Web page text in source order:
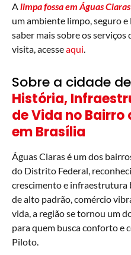
Alimpa fossa em Águas Claras
um ambiente limpo, seguro
saber mais sobre os
visita, acesseaqui.
Sobre a cidade de
História,
de Vida no Bairro
em Brasília
Águas Claras é um dos
do Distrito Federal,
crescimento e infraestrutura
de alto padrão, comércio
vida, a região se tornou um
para quem busca conforto e
Piloto.